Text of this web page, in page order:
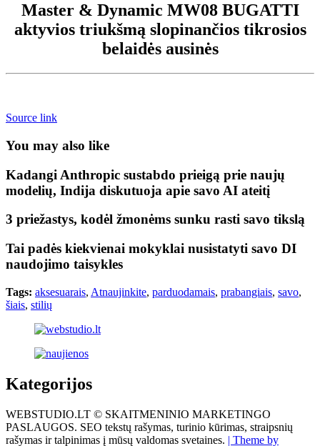
Master & Dynamic MW08 BUGATTI
aktyvios triukšmą slopinančios tikrosios
belaidės ausinės
Source link
You may also like
Kadangi Anthropic sustabdo prieigą prie naujų
modelių, Indija diskutuoja apie savo AI ateitį
3 priežastys, kodėl žmonėms sunku rasti savo tikslą
Tai padės kiekvienai mokyklai nusistatyti savo DI
naudojimo taisykles
Tags: aksesuarais, Atnaujinkite, parduodamais, prabangiais, savo,
šiais, stilių
Kategorijos
WEBSTUDIO.LT © SKAITMENINIO MARKETINGO
PASLAUGOS. SEO tekstų rašymas, turinio kūrimas, straipsnių
rašymas ir talpinimas į mūsų valdomas svetaines. | Theme by